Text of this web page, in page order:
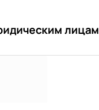
лицам